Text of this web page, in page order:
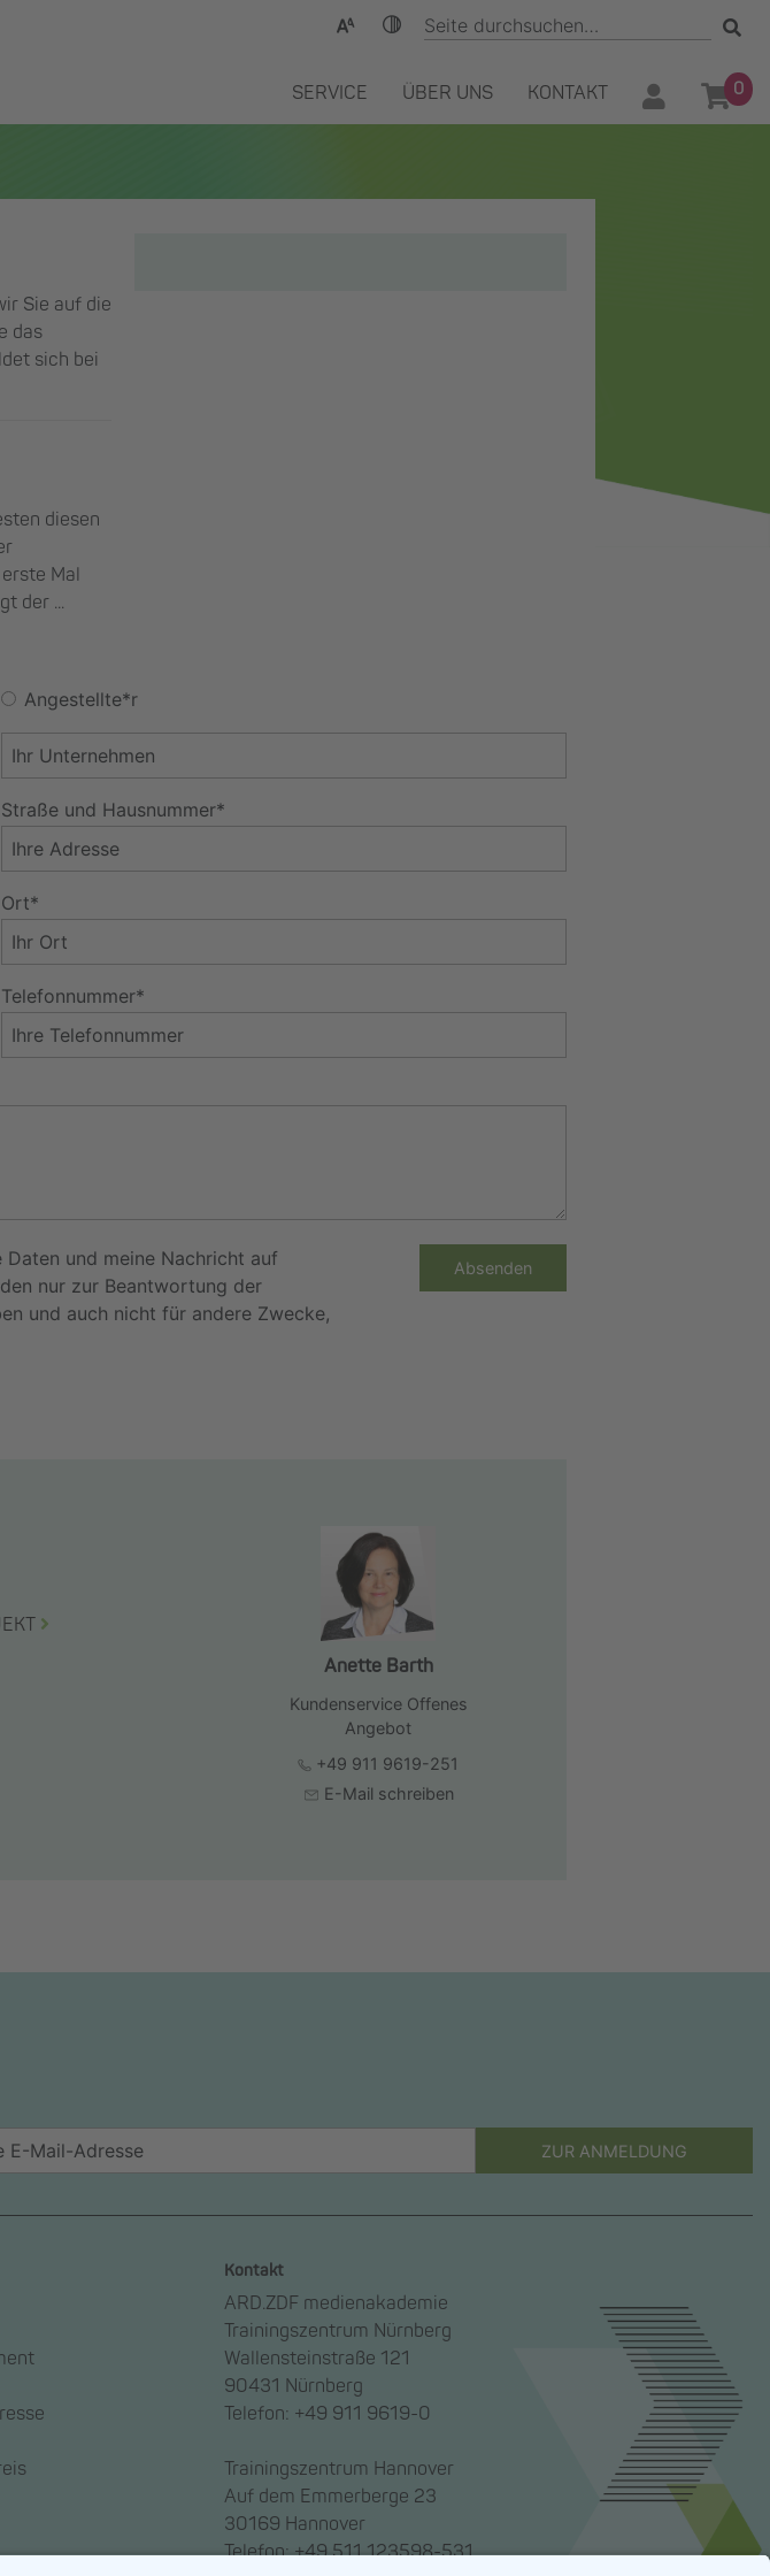
SERVICE ÜBER UNS KONTAKT 0
Sie auf die
das
sich bei
diesen
Mal
der ...
Angestellte*r
Straße und Hausnummer*
Ort*
Telefonnummer*
und meine Nachricht auf
nur zur Beantwortung der
und auch nicht für andere Zwecke,
Absenden
Anette Barth
Kundenservice Offenes
Angebot
+49 911 9619-251
E-Mail schreiben
ZUR ANMELDUNG
Kontakt
ARD.ZDF medienakademie
Trainingszentrum Nürnberg
Wallensteinstraße 121
90431 Nürnberg
Telefon: +49 911 9619-0
Trainingszentrum Hannover
Auf dem Emmerberge 23
30169 Hannover
Telefon: +49 511 123598-531